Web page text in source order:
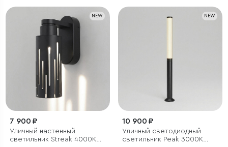
NEW
7 900 ₽
Уличный настенный
светильник Streak 4000K
NEW
10 900 ₽
Уличный светодиодный
светильник Peak 3000K